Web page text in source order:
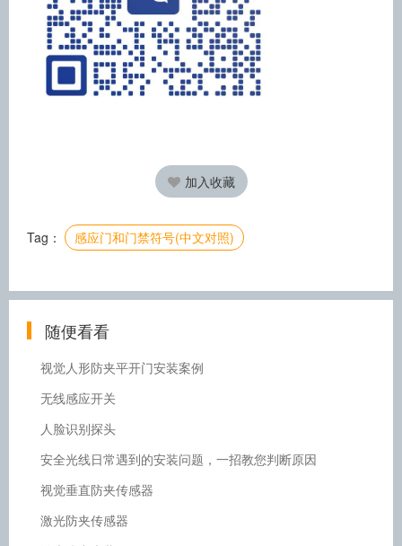
加入收藏
Tag： 感应门和门禁符号(中文对照)
随便看看
视觉人形防夹平开门安装案例
无线感应开关
人脸识别探头
安全光线日常遇到的安装问题，一招教您判断原因
视觉垂直防夹传感器
激光防夹传感器